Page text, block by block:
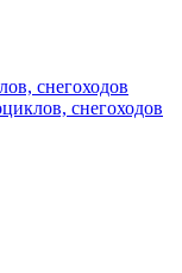
снегоходов
снегоходов